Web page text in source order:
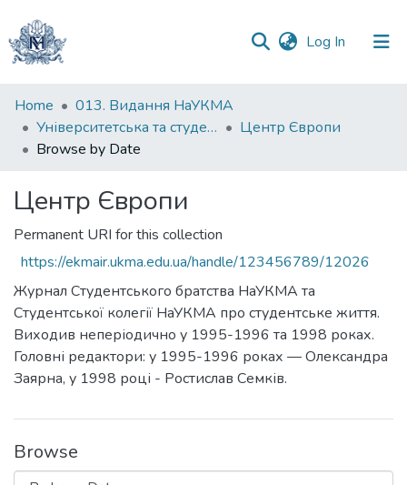
Log In (current)
Communities
&
Collections
Home
013. Видання НаУКМА
Університетська та студентська періодика
Центр Європи
Browse by Date
Центр Європи
Permanent URI for this collection
https://ekmair.ukma.edu.ua/handle/123456789/12026
Журнал Студентського братства НаУКМА та
Студентської колегії НаУКМА про студентське життя.
Виходив неперіодично у 1995-1996 та 1998 роках.
Головні редактори: у 1995-1996 роках — Олександра
Заярна, у 1998 році - Ростислав Семків.
Browse